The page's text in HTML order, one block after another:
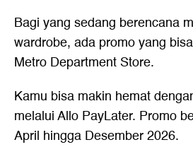
Bagi yang sedang berencana
wardrobe, ada promo yang
Metro Department Store.
Kamu bisa makin hemat
melalui Allo PayLater. Promo
April hingga Desember 2026.